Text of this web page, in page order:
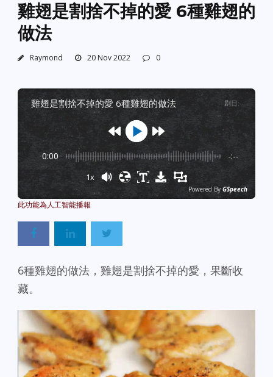
雞翅是割捨不掉的愛 6種雞翅的
做法
Raymond 20 Nov 2022 0
雞翅是割捨不掉的愛 6種雞翅的做法 剧目 :-
0:00 -:--
1x
Powered By GSpeech
6種雞翅的做法，雞翅是割捨不掉的愛，果斷收
藏。